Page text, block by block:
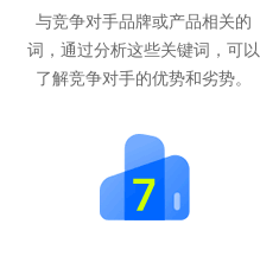
与竞争对手品牌或产品相关的
词，通过分析这些关键词，可以
了解竞争对手的优势和劣势。